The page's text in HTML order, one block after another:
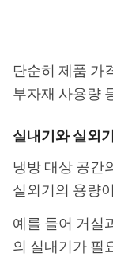
단순히 제품 가
부자재 사용량
실내기와 실외
냉방 대상 공간
실외기의 용량
예를 들어 거실
의 실내기가 필